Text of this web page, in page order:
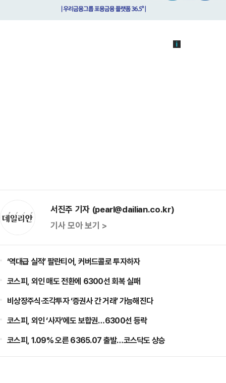
서진주 기자 (pearl@dailian.co.kr)
기사 모아 보기 >
‘역대급 실적’ 팔란티어, 커버드콜로 투자하자
코스피, 외인 매도 전환에 6300선 회복 실패
비상장주식·조각투자 ‘증권사 간 거래’ 가능해진다
코스피, 외인 ‘사자’에도 보합권…6300선 등락
코스피, 1.09% 오른 6365.07 출발…코스닥도 상승